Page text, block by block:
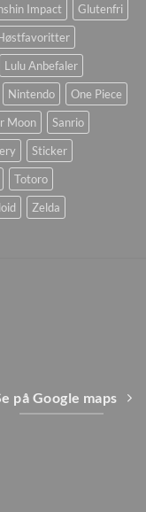
Impact
Glutenfri
Lulu Anbefaler
Nintendo
One Piece
Moon
Sanrio
Sticker
Totoro
Zelda
på Google maps